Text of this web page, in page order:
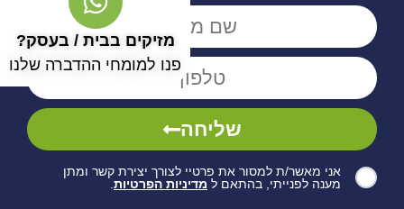
אני מאשר/ת למסור את פרטיי לצורך יצירת קשר ומתן
מענה לפנייתי, בהתאם ל מדיניות הפרטיות
שליחה
מזיקים בבית / בעסק?
פנו למומחי ההדברה שלנו